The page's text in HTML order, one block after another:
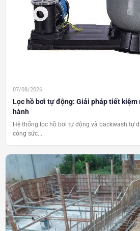
07/08/2026
Lọc hồ bơi tự động: Giải pháp tiết kiệm
hành
Hệ thống lọc hồ bơi tự động và backwash tự
công sức...